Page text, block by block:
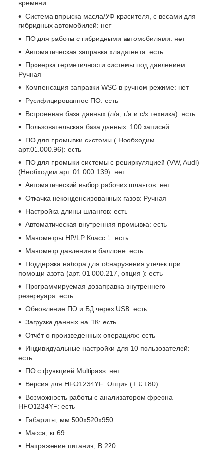
времени
Система впрыска масла/УФ красителя, с весами для
гибридных автомобилей: нет
ПО для работы с гибридными автомобилями: нет
Автоматическая заправка хладагента: есть
Проверка герметичности системы под давлением:
Ручная
Компенсация заправки WSC в ручном режиме: нет
Русифицированное ПО: есть
Встроенная база данных (л/а, г/а и с/х техника): есть
Пользовательская база данных: 100 записей
ПО для промывки системы ( Необходим
арт.01.000.96): есть
ПО для промыки системы с рециркуляцией (VW, Audi)
(Необходим арт. 01.000.139): нет
Автоматический выбор рабочих шлангов: нет
Откачка неконденсированных газов: Ручная
Настройка длины шлангов: есть
Автоматическая внутренняя промывка: есть
Манометры HP/LP Класс 1: есть
Манометр давления в баллоне: есть
Поддержка набора для обнаружения утечек при
помощи азота (арт. 01.000.217, опция ): есть
Программируемая дозаправка внутреннего
резервуара: есть
Обновление ПО и БД через USB: есть
Загрузка данных на ПК: есть
Отчёт о произведенных операциях: есть
Индивидуальные настройки для 10 пользователей:
есть
ПО с функцией Multipass: нет
Версия для HFO1234YF: Опция (+ € 180)
Возможность работы с анализатором фреона
HFO1234YF: есть
Габариты, мм 500x520x950
Масса, кг 69
Напряжение питания, В 220